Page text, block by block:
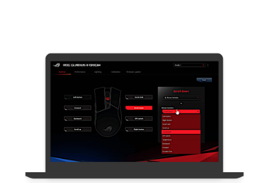
Interactieve App van Taoyuan International
Airport - Backend Systeemintegratie